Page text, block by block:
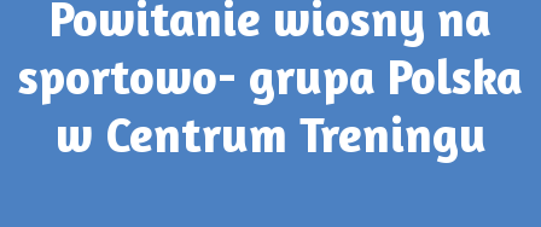
Powitanie wiosny na
sportowo- grupa Polska
w Centrum Treningu